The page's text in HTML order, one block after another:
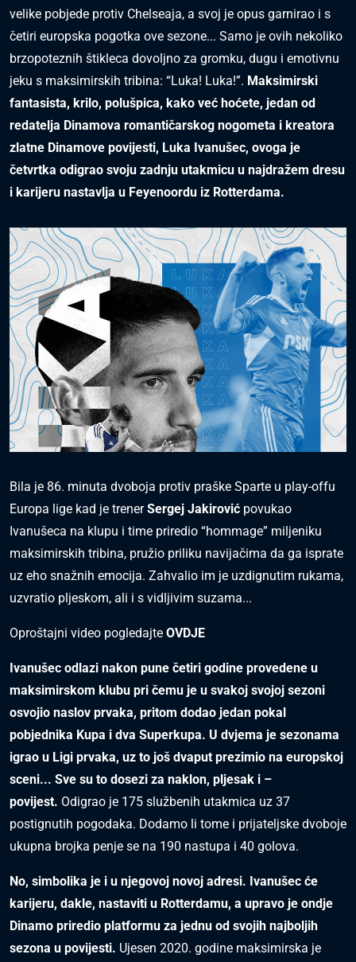
velike pobjede protiv Chelseaja, a svoj je opus garnirao i s
četiri europska pogotka ove sezone... Samo je ovih nekoliko
brzopoteznih štikleca dovoljno za gromku, dugu i emotivnu
jeku s maksimirskih tribina: “Luka! Luka!”. Maksimirski
fantasista, krilo, polušpica, kako već hoćete, jedan od
redatelja Dinamova romantičarskog nogometa i kreatora
zlatne Dinamove povijesti, Luka Ivanušec, ovoga je
četvrtka odigrao svoju zadnju utakmicu u najdražem dresu
i karijeru nastavlja u Feyenoordu iz Rotterdama.
Bila je 86. minuta dvoboja protiv praške Sparte u play-offu
Europa lige kad je trenerSergej Jakirović povukao
Ivanušeca na klupu i time priredio “hommage” miljeniku
maksimirskih tribina, pružio priliku navijačima da ga isprate
uz eho snažnih emocija. Zahvalio im je uzdignutim rukama,
uzvratio pljeskom, ali i s vidljivim suzama...
Oproštajni video pogledajte OVDJE
Ivanušec odlazi nakon pune četiri godine provedene u
maksimirskom klubu pri čemu je u svakoj svojoj sezoni
osvojio naslov prvaka, pritom dodao jedan pokal
pobjednika Kupa i dva Superkupa. U dvjema je sezonama
igrao u Ligi prvaka, uz to još dvaput prezimio na europskoj
sceni... Sve su to dosezi za naklon, pljesak i –
povijest. Odigrao je 175 službenih utakmica uz 37
postignutih pogodaka. Dodamo li tome i prijateljske dvoboje
ukupna brojka penje se na 190 nastupa i 40 golova.
No, simbolika je i u njegovoj novoj adresi. Ivanušec će
karijeru, dakle, nastaviti u Rotterdamu, a upravo je ondje
Dinamo priredio platformu za jednu od svojih najboljih
sezona u povijesti. Ujesen 2020. godine maksimirska je